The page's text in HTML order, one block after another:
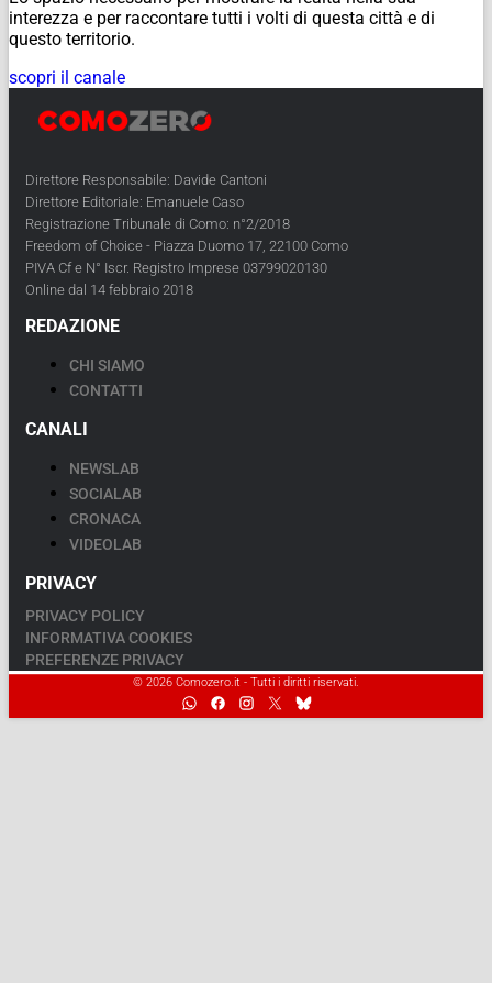
interezza e per raccontare tutti i volti di questa città e di
questo territorio.
scopri il canale
Direttore Responsabile: Davide Cantoni
Direttore Editoriale: Emanuele Caso
Registrazione Tribunale di Como: n°2/2018
Freedom of Choice - Piazza Duomo 17, 22100 Como
PIVA Cf e N° Iscr. Registro Imprese 03799020130
Online dal 14 febbraio 2018
REDAZIONE
CHI SIAMO
CONTATTI
CANALI
NEWSLAB
SOCIALAB
CRONACA
VIDEOLAB
PRIVACY
PRIVACY POLICY
INFORMATIVA COOKIES
PREFERENZE PRIVACY
© 2026 Comozero.it - Tutti i diritti riservati.